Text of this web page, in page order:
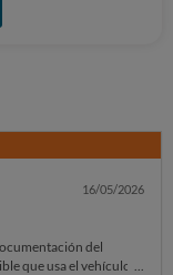
16/05/2026
del
que usa el vehículo.